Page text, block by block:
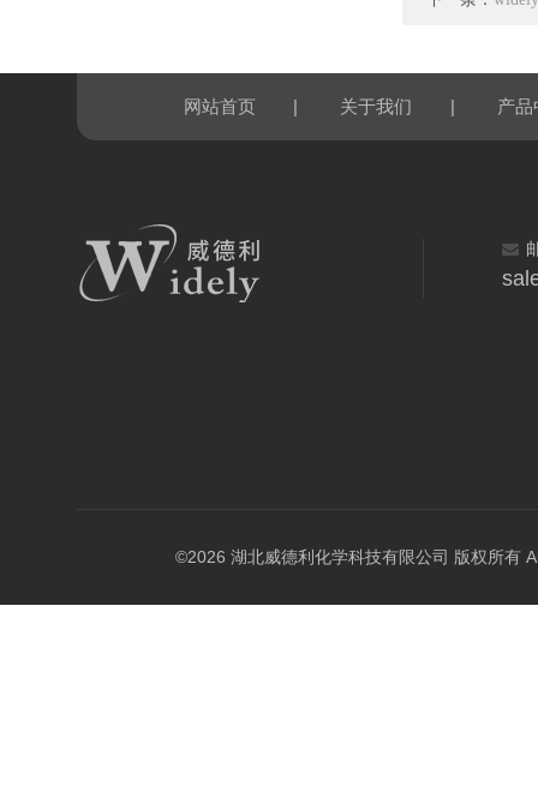
网站首页 | 关于我们 | 产品
©2026 湖北威德利化学科技有限公司 版权所有